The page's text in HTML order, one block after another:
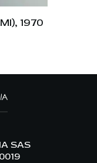
1970
SAS